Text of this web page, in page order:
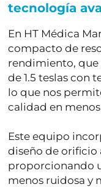
tecnología
En HT Médica
compacto de
rendimiento,
de 1.5 teslas con
lo que nos
calidad en
Este equipo
diseño de
proporcionando
menos ruidosa y